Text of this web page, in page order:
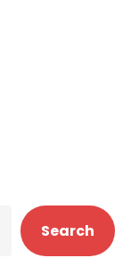
Search